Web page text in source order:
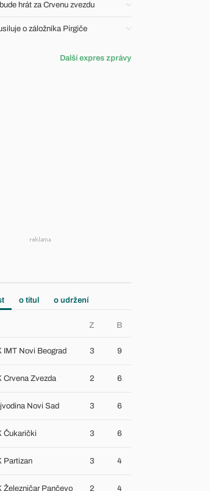
hrát za Crvenu zvezdu
o záložníka Pirgiče
Další expres zprávy
o titul o udržení
Z B
IMT Novi Beograd 3 9
Crvena Zvezda 2 6
Novi Sad 3 6
Čukarički 3 6
Partizan 3 4
Železničar Pančevo 2 4